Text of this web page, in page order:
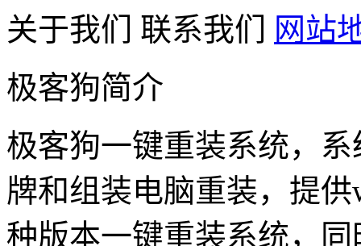
关于我们 联系我们
网站
极客狗简介
极客狗一键重装系统，
牌和组装电脑重装，提
种版本一键重装系统，